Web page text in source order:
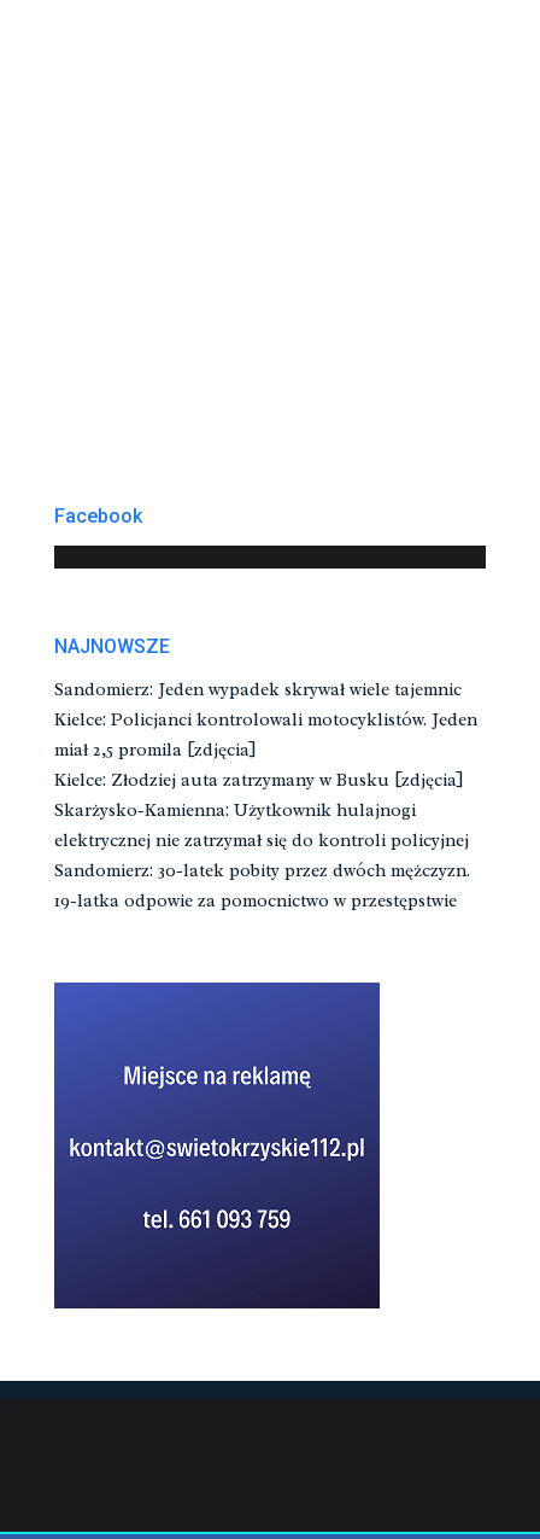
Facebook
NAJNOWSZE
Sandomierz: Jeden wypadek skrywał wiele tajemnic
Kielce: Policjanci kontrolowali motocyklistów. Jeden
miał 2,5 promila [zdjęcia]
Kielce: Złodziej auta zatrzymany w Busku [zdjęcia]
Skarżysko-Kamienna: Użytkownik hulajnogi
elektrycznej nie zatrzymał się do kontroli policyjnej
Sandomierz: 30-latek pobity przez dwóch mężczyzn.
19-latka odpowie za pomocnictwo w przestępstwie